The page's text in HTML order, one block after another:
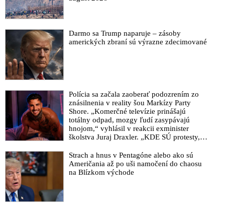
Darmo sa Trump naparuje – zásoby
amerických zbraní sú výrazne zdecimované
Polícia sa začala zaoberať podozrením zo
znásilnenia v reality šou Markízy Party
Shore. „Komerčné televízie prinášajú
totálny odpad, mozgy ľudí zasypávajú
hnojom,“ vyhlásil v reakcii exminister
školstva Juraj Draxler. „KDE SÚ protesty,
pracovníkov?“ spýtal sa
Strach a hnus v Pentagóne alebo ako sú
Američania až po uši namočení do chaosu
na Blízkom východe